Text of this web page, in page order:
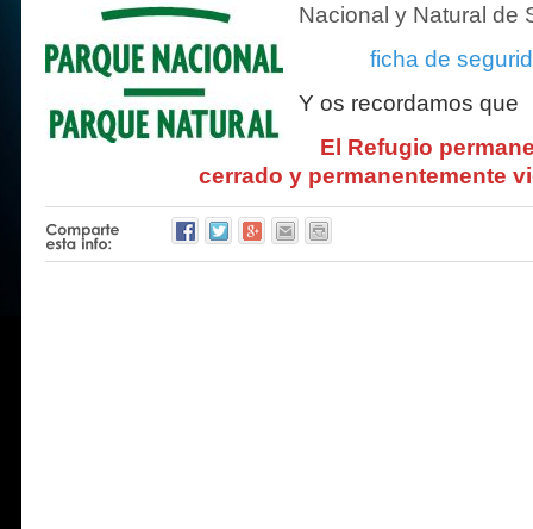
Nacional y Natural de
ficha de
Y os recordamos que
El Refugio
cerrado y permanentemente